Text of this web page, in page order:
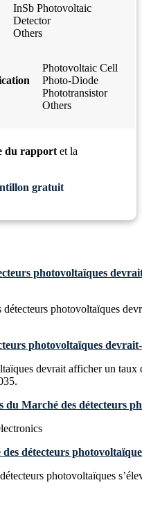
InSb Photovoltaic
Detector
Others
Photovoltaic Cell
Photo-Diode
Phototransistor
Others
du rapport et la
gratuit
photovoltaïques
photovoltaïques
photovoltaïques
devrait afficher un taux
du Marché des détecteurs
détecteurs
photovoltaïques